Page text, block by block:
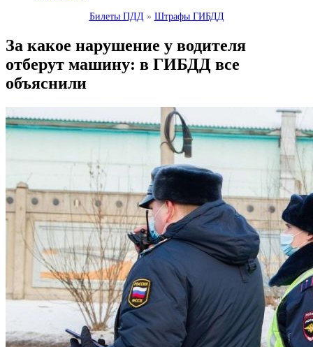
Билеты ПДД » Штрафы ГИБДД
За какое нарушение у водителя
отберут машину: в ГИБДД все
объяснили